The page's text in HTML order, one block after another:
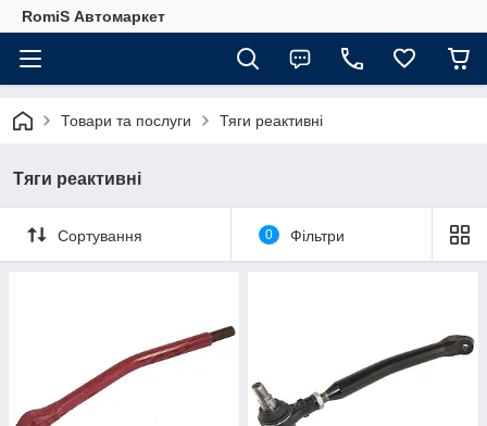
RomiS Автомаркет
Товари та послуги Тяги реактивні
Тяги реактивні
Сортування 0 Фільтри